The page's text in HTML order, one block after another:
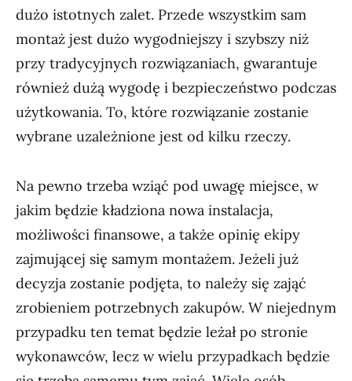
dużo istotnych zalet. Przede wszystkim sam
montaż jest dużo wygodniejszy i szybszy niż
przy tradycyjnych rozwiązaniach, gwarantuje
również dużą wygodę i bezpieczeństwo podczas
użytkowania. To, które rozwiązanie zostanie
wybrane uzależnione jest od kilku rzeczy.
Na pewno trzeba wziąć pod uwagę miejsce, w
jakim będzie kładziona nowa instalacja,
możliwości finansowe, a także opinię ekipy
zajmującej się samym montażem. Jeżeli już
decyzja zostanie podjęta, to należy się zająć
zrobieniem potrzebnych zakupów. W niejednym
przypadku ten temat będzie leżał po stronie
wykonawców, lecz w wielu przypadkach będzie